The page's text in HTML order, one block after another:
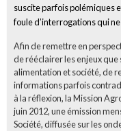
suscite parfois polémiques
foule d’interrogations qui
Afin de remettre en
de rééclairer les enjeux
alimentation et société, de
informations parfois
à la réflexion, la Mission
juin 2012, une émission
Société, diffusée sur les